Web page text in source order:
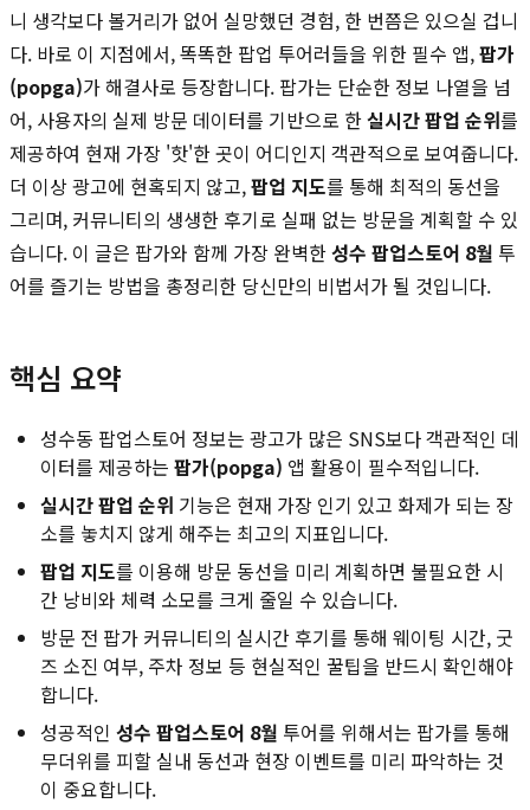
니 생각보다 볼거리가 없어 실망했던 경험, 한 번쯤은 있으실 겁니
다. 바로 이 지점에서, 똑똑한 팝업 투어러들을 위한 필수 앱,팝가
(popga)가 해결사로 등장합니다. 팝가는 단순한 정보 나열을 넘
어, 사용자의 실제 방문 데이터를 기반으로 한실시간 팝업 순위를
제공하여 현재 가장 '핫'한 곳이 어디인지 객관적으로 보여줍니다.
더 이상 광고에 현혹되지 않고,팝업 지도를 통해 최적의 동선을
그리며, 커뮤니티의 생생한 후기로 실패 없는 방문을 계획할 수 있
습니다. 이 글은 팝가와 함께 가장 완벽한성수 팝업스토어 8월 투
어를 즐기는 방법을 총정리한 당신만의 비법서가 될 것입니다.
핵심 요약
성수동 팝업스토어 정보는 광고가 많은 SNS보다 객관적인 데
이터를 제공하는 팝가(popga) 앱 활용이 필수적입니다.
실시간 팝업 순위 기능은 현재 가장 인기 있고 화제가 되는 장
소를 놓치지 않게 해주는 최고의 지표입니다.
팝업 지도를 이용해 방문 동선을 미리 계획하면 불필요한 시
간 낭비와 체력 소모를 크게 줄일 수 있습니다.
방문 전 팝가 커뮤니티의 실시간 후기를 통해 웨이팅 시간, 굿
즈 소진 여부, 주차 정보 등 현실적인 꿀팁을 반드시 확인해야
합니다.
성공적인 성수 팝업스토어 8월 투어를 위해서는 팝가를 통해
무더위를 피할 실내 동선과 현장 이벤트를 미리 파악하는 것
이 중요합니다.